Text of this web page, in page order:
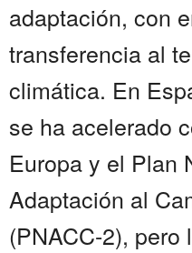
adaptación, con
transferencia al
climática. En
se ha acelerado
Europa y el Plan
Adaptación al
(PNACC-2),